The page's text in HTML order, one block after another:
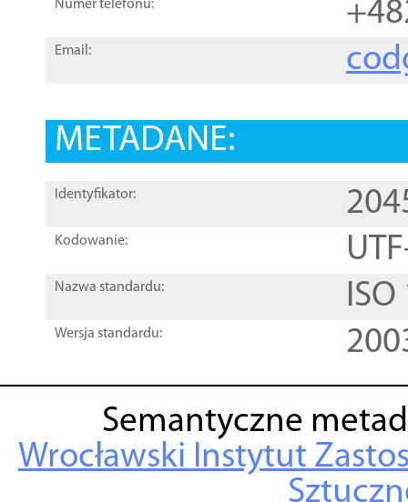
Numer telefonu:
Email:
METADANE:
Identyfikator:
Kodowanie:
Nazwa standardu:
Wersja standardu:
Semantyczne
Wrocławski Instytut